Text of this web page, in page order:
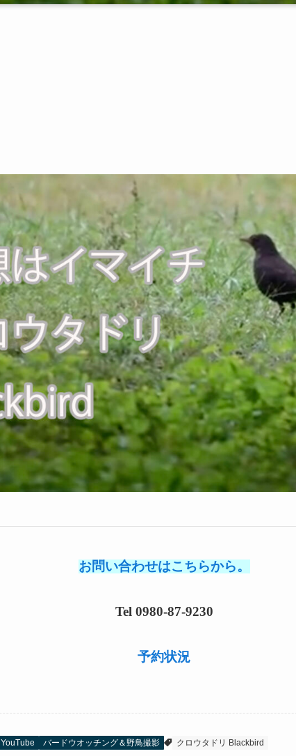
お問い合わせはこちらから。
Tel 0980-87-9230
予約状況
YouTube バードウオッチング＆野鳥撮影 クロウタドリ Blackbird